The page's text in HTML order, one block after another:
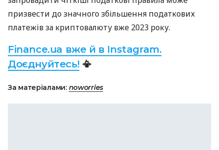
призвести до значного збільшення податкових
платежів за криптовалюту вже 2023 року.
Finance.ua вже й в Instagram.
Доєднуйтесь! 📳
За матеріалами: noworries